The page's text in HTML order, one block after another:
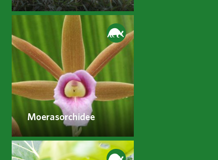
Moerasorchidee